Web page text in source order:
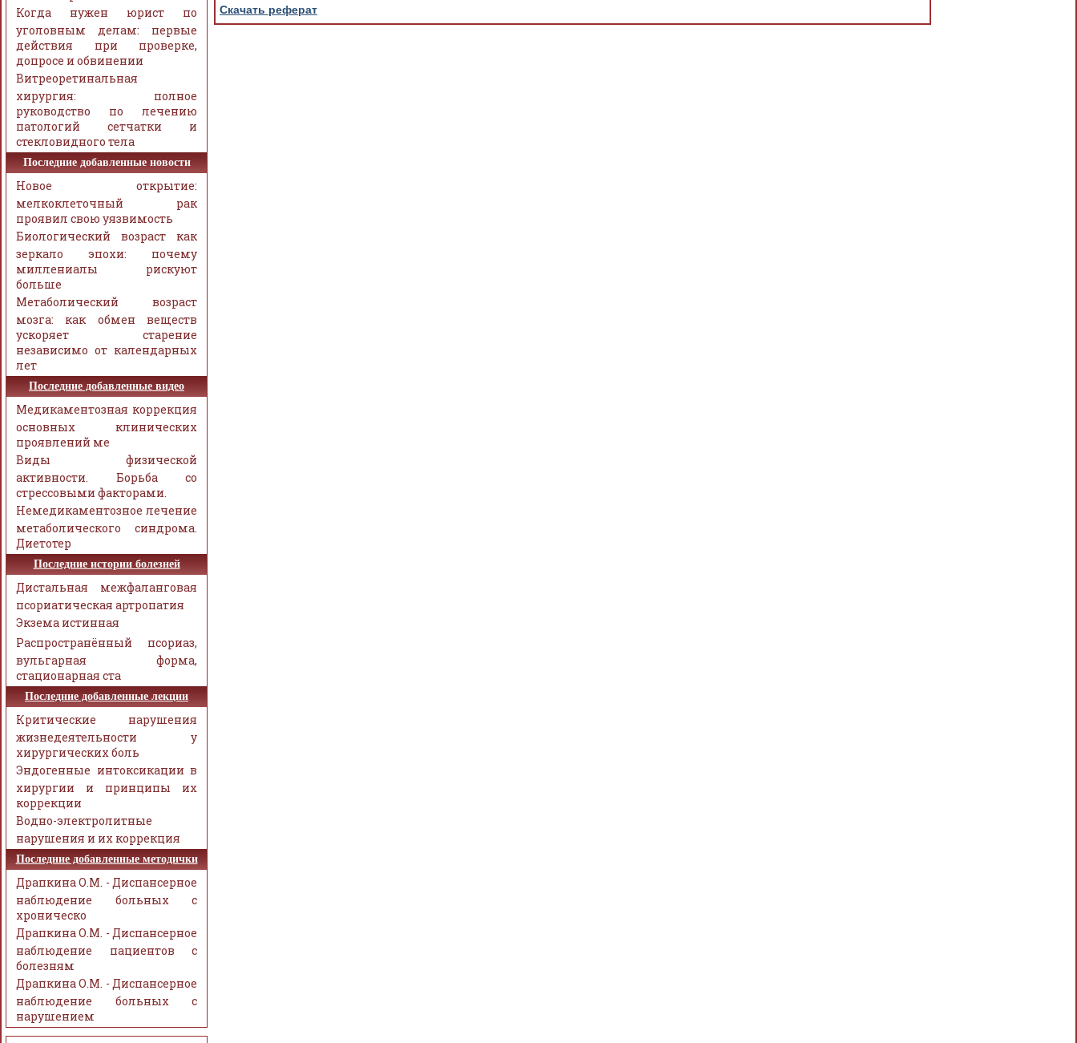
Скачать реферат
Когда нужен юрист по
уголовным делам: первые
действия при проверке,
допросе и обвинении
Витреоретинальная
хирургия: полное
руководство по лечению
патологий сетчатки и
стекловидного тела
Последние добавленные новости
Новое открытие:
мелкоклеточный рак
проявил свою уязвимость
Биологический возраст как
зеркало эпохи: почему
миллениалы рискуют
больше
Метаболический возраст
мозга: как обмен веществ
ускоряет старение
независимо от календарных
лет
Последние добавленные видео
Медикаментозная коррекция
основных клинических
проявлений ме
Виды физической
активности. Борьба со
стрессовыми факторами.
Немедикаментозное лечение
метаболического синдрома.
Диетотер
Последние истории болезней
Дистальная межфаланговая
псориатическая артропатия
Экзема истинная
Распространённый псориаз,
вульгарная форма,
стационарная ста
Последние добавленные лекции
Критические нарушения
жизнедеятельности у
хирургических боль
Эндогенные интоксикации в
хирургии и принципы их
коррекции
Водно-электролитные
нарушения и их коррекция
Последние добавленные методички
Драпкина О.М. - Диспансерное
наблюдение больных с
хроническо
Драпкина О.М. - Диспансерное
наблюдение пациентов с
болезням
Драпкина О.М. - Диспансерное
наблюдение больных с
нарушением